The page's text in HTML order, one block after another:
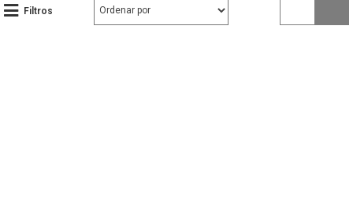
Filtros